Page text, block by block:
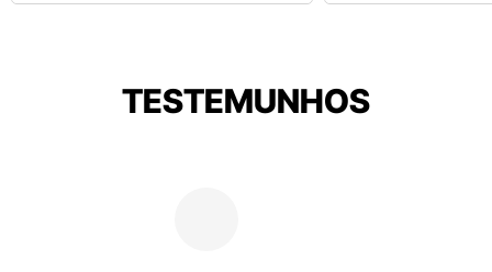
TESTEMUNHOS